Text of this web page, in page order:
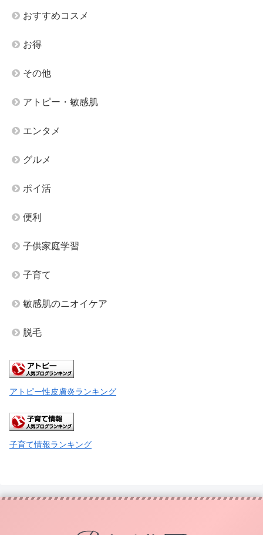
おすすめコスメ
お得
その他
アトピー・敏感肌
エンタメ
グルメ
ポイ活
便利
子供家庭学習
子育て
敏感肌のニオイケア
脱毛
アトピー性皮膚炎ランキング
子育て情報ランキング